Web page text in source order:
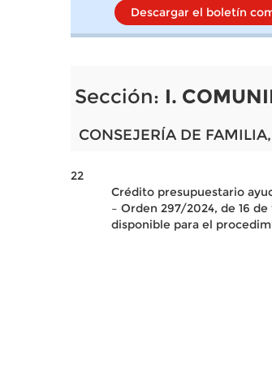
Descargar el boletín
Sección: I.
CONSEJERÍA DE
22
Crédito presupuestario
– Orden 297/2024, de 16
disponible para el